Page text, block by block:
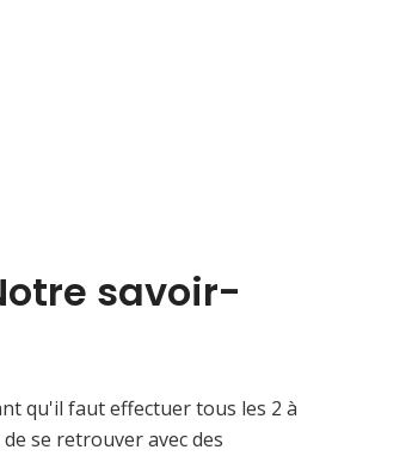
savoir-
qu'il faut effectuer tous les 2 à
se retrouver avec des